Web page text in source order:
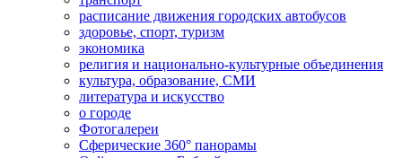
расписание движения городских автобусов
здоровье, спорт, туризм
экономика
религия и национально-культурные объединения
культура, образование, СМИ
литература и искусство
о городе
Фотогалереи
Сферические 360° панорамы